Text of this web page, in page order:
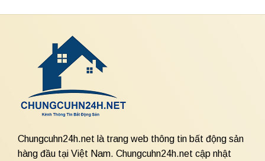
Chungcuhn24h.net là trang web thông tin bất động sản
hàng đầu tại Việt Nam. Chungcuhn24h.net cập nhật